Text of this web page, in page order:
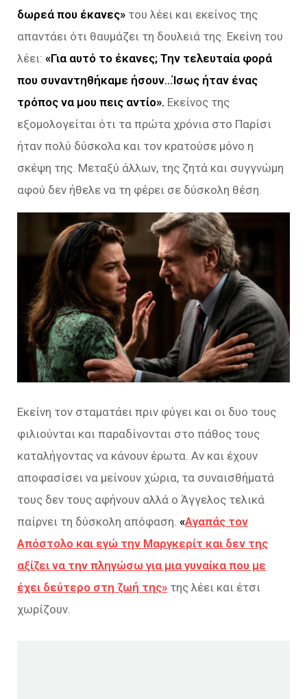
δωρεά που έκανες» του λέει και εκείνος της
απαντάει ότι θαυμάζει τη δουλειά της. Εκείνη του
λέει: «Για αυτό το έκανες; Την τελευταία φορά
που συναντηθήκαμε ήσουν…Ίσως ήταν ένας
τρόπος να μου πεις αντίο». Εκείνος της
εξομολογείται ότι τα πρώτα χρόνια στο Παρίσι
ήταν πολύ δύσκολα και τον κρατούσε μόνο η
σκέψη της. Μεταξύ άλλων, της ζητά και συγγνώμη
αφού δεν ήθελε να τη φέρει σε δύσκολη θέση.
Εκείνη τον σταματάει πριν φύγει και οι δυο τους
φιλιούνται και παραδίνονται στο πάθος τους
καταλήγοντας να κάνουν έρωτα. Αν και έχουν
αποφασίσει να μείνουν χώρια, τα συναισθήματά
τους δεν τους αφήνουν αλλά ο Άγγελος τελικά
παίρνει τη δύσκολη απόφαση. «Αγαπάς τον
Απόστολο και εγώ την Μαργκερίτ και δεν της
αξίζει να την πληγώσω για μια γυναίκα που με
έχει δεύτερο στη ζωή της» της λέει και έτσι
χωρίζουν.